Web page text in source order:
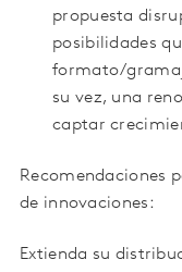
propuesta
posibilidades
formato/
su vez, una
captar
Recomendaciones
de innovaciones:
Extienda su